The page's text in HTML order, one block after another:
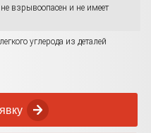
взрывоопасен и не имеет
углерода из деталей